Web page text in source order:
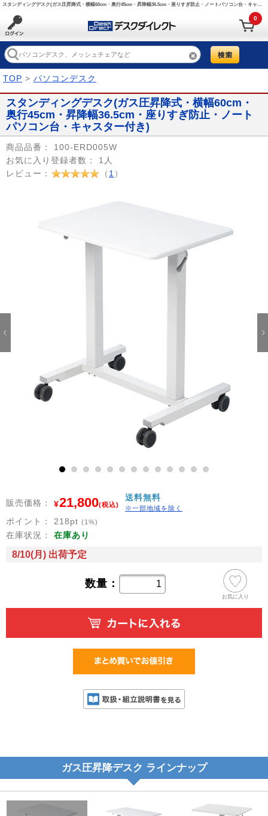
スタンディングデスク(ガス圧昇降式・横幅60cm・奥行45cm・昇降幅36.5cm・座りすぎ防止・ノートパソコン台・キャスター付き)/100-ERD005W【デスクダイレクト】
0
TOP > パソコンデスク
スタンディングデスク(ガス圧昇降式・横幅60cm・
奥行45cm・昇降幅36.5cm・座りすぎ防止・ノート
パソコン台・キャスター付き)
商品品番：
100-ERD005W
お気に入り登録者数：
1人
レビュー：
（ 1 ）
10 11 12
販売価格： ¥21,800(税込)
送料無料
※一部地域を除く
ポイント： 218pt (1%)
在庫状況： 在庫あり
8/10(月) 出荷予定
数量：
お気に入り
ガス圧昇降デスク ラインナップ